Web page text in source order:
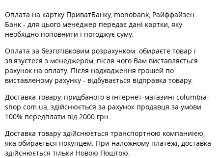
Оплата на картку ПриватБанку, monobank, Райффайзен
Банк - для цього менеджер передає дані картки, яку
необхідно поповнити і погоджує суму.
Оплата за безготівковим розрахунком: обираєте товар і
зв'язуєтеся з менеджером, після чого Вам виставляється
рахунок на оплату. Після надходження грошей по
виставленому рахунку - відбувається відправка товару.
Доставка товару, придбаного в інтернет-магазині columbia-
shop.com.ua, здійснюється за рахунок продавця за умови
100% передплати від 2000 грн.
Доставка товару здійснюється транспортною компаниією,
яка обирається покупцем. При наложному платежі, доставка
здійснюється тільки Новою Поштою.